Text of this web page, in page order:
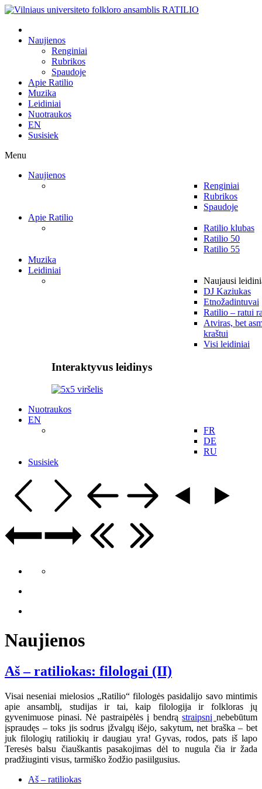
Naujienos
Renginiai
Rubrikos
Spaudoje
Apie Ratilio
Muzika
Leidiniai
Nuotraukos
EN
Susisiek
Menu
Naujienos
Renginiai
Rubrikos
Spaudoje
Apie Ratilio
Ratilio klubas
Ratilio 50
Ratilio 55
Muzika
Leidiniai
Naujausi
DJ Kaziukas
Etnožadintuvai
Ratilio – ratui
Atviras, bet
kraštui
Visi leidiniai
Interaktyvus leidinys
Nuotraukos
EN
FR
DE
RU
Susisiek
Naujienos
Aš – ratiliokas: filologai (II)
Visai neseniai mielosios „Ratilio“ filologės pasidalijo savo mintimis
apie ansamblį, studijas ir tai, kaip filologija ir folkloras jų
gyvenimuose pinasi. Nė pastraipėlės į bendrąstraipsnįnebebūtum
įspraudęs – toks jis sodrus įžvalgų išėjo, sakytum, net braška – bet
juk filologių ratiliokių ir daugiau yra! Gyvas, rodos, pats iš lapo
Teresės balsu čiauškantis pasakojimas dėl to nugula čia ir žada
pradžiuginti visus, tarmiško žodžio pasiilgusius.
Aš – ratiliokas